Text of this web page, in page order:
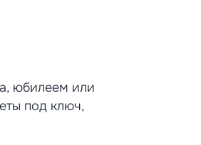
юбилеем или
под ключ,